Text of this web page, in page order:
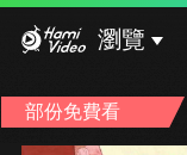
瀏覽
部份免費看